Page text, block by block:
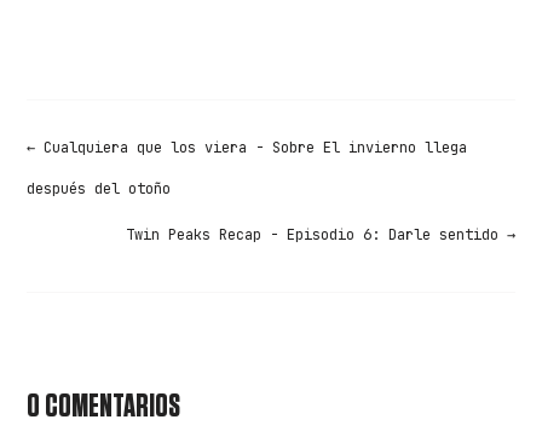
←Cualquiera que los viera - Sobre El invierno llega
después del otoño
Twin Peaks Recap - Episodio 6: Darle sentido →
0 COMENTARIOS